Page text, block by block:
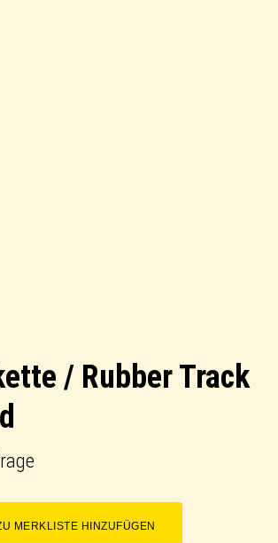
/ Rubber Track
MERKLISTE HINZUFÜGEN